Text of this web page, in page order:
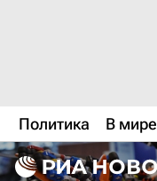
Политика В мире